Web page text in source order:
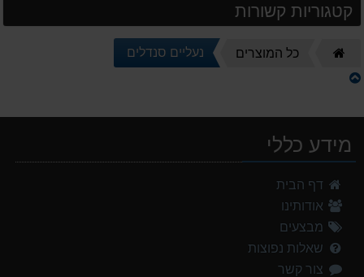
קטגוריות קשורות
כל המוצרים נעליים סנדלים
מידע כללי
דף הבית
אודותינו
מבצעים
שאלות נפוצות
צור קשר